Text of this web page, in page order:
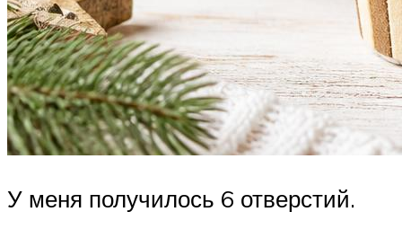
У меня получилось 6 отверстий.